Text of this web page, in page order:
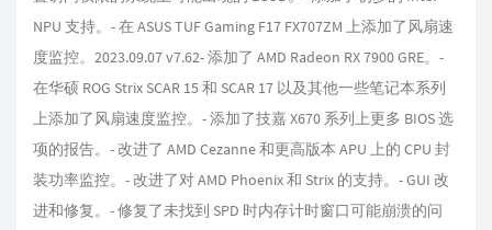
NPU 支持。- 在 ASUS TUF Gaming F17 FX707ZM 上添加了风扇速
度监控。2023.09.07 v7.62- 添加了 AMD Radeon RX 7900 GRE。-
在华硕 ROG Strix SCAR 15 和 SCAR 17 以及其他一些笔记本系列
上添加了风扇速度监控。- 添加了技嘉 X670 系列上更多 BIOS 选
项的报告。- 改进了 AMD Cezanne 和更高版本 APU 上的 CPU 封
装功率监控。- 改进了对 AMD Phoenix 和 Strix 的支持。- GUI 改
进和修复。- 修复了未找到 SPD 时内存计时窗口可能崩溃的问